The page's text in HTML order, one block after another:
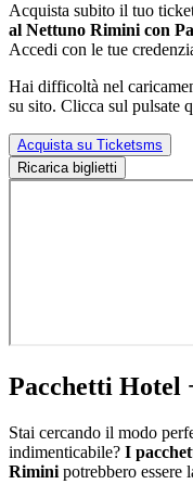
Acquista subito il tuo
al Nettuno Rimini con
Accedi con le tue
Hai difficoltà nel
su sito. Clicca sul pulsate
Acquista su Ticketsms
Ricarica biglietti
Pacchetti Hotel
Stai cercando il modo
indimenticabile? I
Rimini potrebbero essere